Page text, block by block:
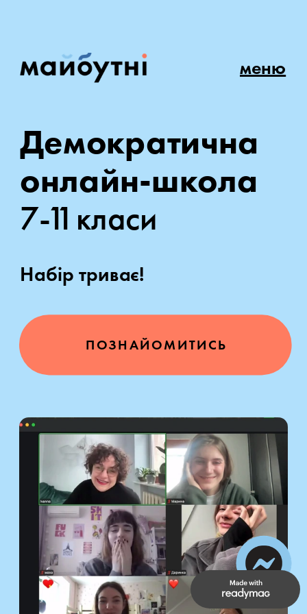
ПОЗНАЙОМИТИСЬ
меню
Демократична
онлайн-школа
7- класи
Набір триває!